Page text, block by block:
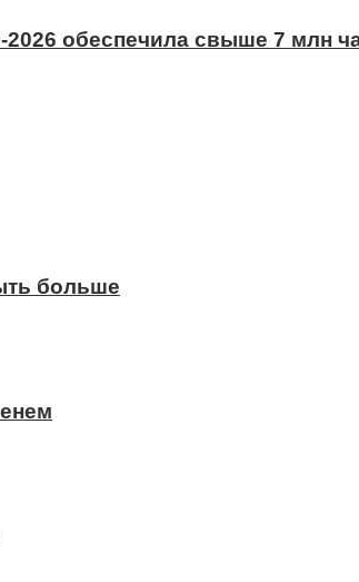
обеспечила свыше 7 млн
больше